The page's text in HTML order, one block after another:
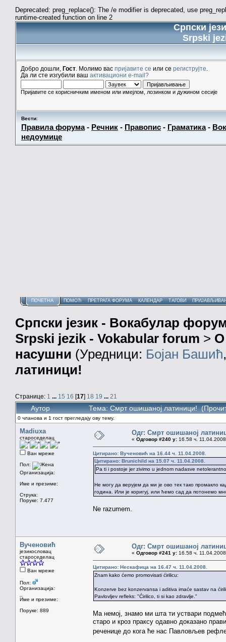
Deprecated: preg_replace(): The /e modifier is deprecated, use
runtime-created function on line 2
Српски
Srpski
Добро дошли, Гост . Молимо вас пријавите се или се региструјте
Да ли сте изгубили ваш активациони e-mail?
Пријавите се корисничким именом или имејлом, лозинком и дужином сесије
Вести:
Правила форума- Речник - Правопис - Граматика-
недоумице
ПОЧЕТНА ПОМОЋ ПРЕТРАГА ФОРУМА КАЛЕНДАР ТАГОВИ
Српски језик - Вокабулар
Srpski jezik - Vokabular forum > О
насушни (Уредници: Бојан Башић
латиници!
Странице: 1 ... 15 16 [17] 18 19 ... 21
Аутор Тема: Смрт ошишаној латиници!
0 чланова и 1 гост прегледају ову тему.
Madiuxa
староседелац
Ван мреже
Пол:
Организација:
Име и презиме:
Струка:
Поруке: 7.477
Одг: Смрт ошишаној
« Одговор #240 у: 16.58 ч.
Цитирано: Вученовић на 16.44 ч. 11.04.2008.
Цитирано: Brunichild на 15.07 ч. 11.04.2008.
Pa ti i postoje jer zivimo u jednom nadasve
Не могу да верујем да ми је ово тек тако промакло
година. Или је коригуј, или ћемо сад да потонемо
Ne razumem.
Вученовић
језикословац
староседелац
Ван мреже
Пол:
Организација:
Име и презиме:
Поруке: 889
Одг: Смрт ошишаној
« Одговор #241 у: 16.58 ч.
Цитирано: Нескафица на 16.47 ч. 11.04.2008.
Znam kako ćemo promovisati ćirilicu:
Konzerve bez konzervansa i aditiva imaće sastav na
Pavlovljev refleks: "Ćirilico, ti si kao zdravlje."
Ма немој, знамо ми шта ти уствари
старо и кроз праксу одавно доказано
реченице до кога ће нас Павловљев